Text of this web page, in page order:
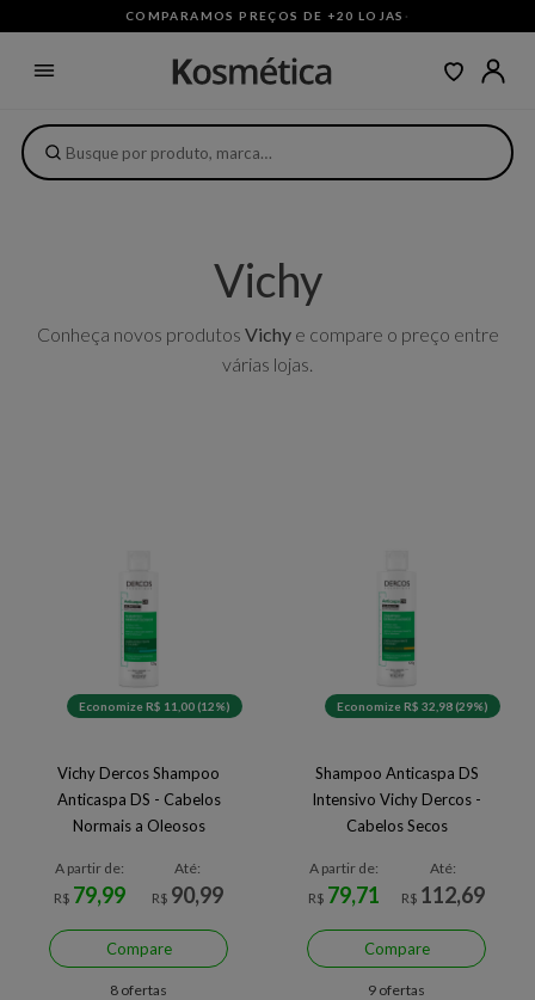
COMPARAMOS PREÇOS DE +20 LOJAS ·
Vichy
Conheça novos produtos Vichye compare o preço entre
várias lojas.
Economize R$ 11,00 (12%)
Vichy Dercos Shampoo
Anticaspa DS - Cabelos
Normais a Oleosos
A partir de:
R$ 79,99
Até:
R$ 90,99
Compare
8 ofertas
Economize R$ 32,98 (29%)
Shampoo Anticaspa DS
Intensivo Vichy Dercos -
Cabelos Secos
A partir de:
R$ 79,71
Até:
R$ 112,69
Compare
9 ofertas